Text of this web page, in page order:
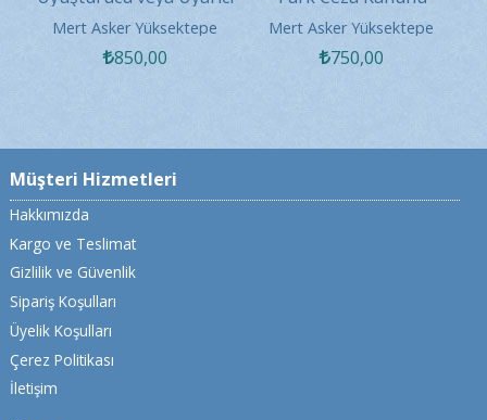
Madde İmal ve Ticareti
Suçu
Mert Asker Yüksektepe
850,00
Genel Hükümleri Şerhi
Mert Asker Yüksektepe
750,00
Müşteri Hizmetleri
Hakkımızda
Kargo ve Teslimat
Gizlilik ve Güvenlik
Sipariş Koşulları
Üyelik Koşulları
Çerez Politikası
İletişim